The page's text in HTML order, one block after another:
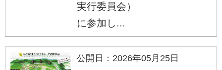
実行委員会）
に参加し...
公開日：2026年05月25日